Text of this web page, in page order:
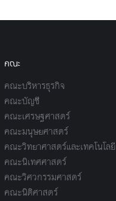
คณะ
คณะบริหารธุรกิจ
คณะบัญชี
คณะเศรษฐศาสตร์
คณะมนุษยศาสตร์
คณะวิทยาศาสตร์และเทคโนโลยี
คณะนิเทศศาสตร์
คณะวิศวกรรมศาสตร์
คณะนิติศาสตร์